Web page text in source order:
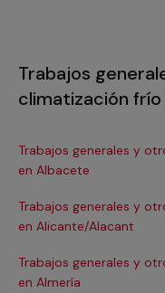
Trabajos
climatización frío
Trabajos generales y
en Albacete
Trabajos generales y
en Alicante/Alacant
Trabajos generales y
en Almería